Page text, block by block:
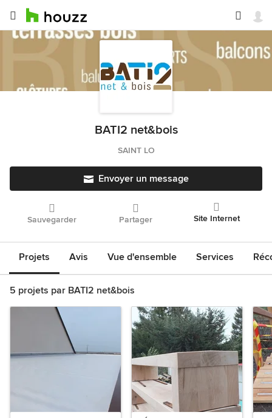
BATI2 net&bois
SAINT LO
Envoyer un message
Sauvegarder Partager Site Internet
Projets Avis Vue d'ensemble Services
5 projets par BATI2 net&bois